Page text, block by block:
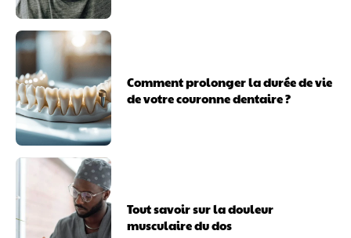
Comment prolonger la durée de vie
de votre couronne dentaire ?
Tout savoir sur la douleur
musculaire du dos